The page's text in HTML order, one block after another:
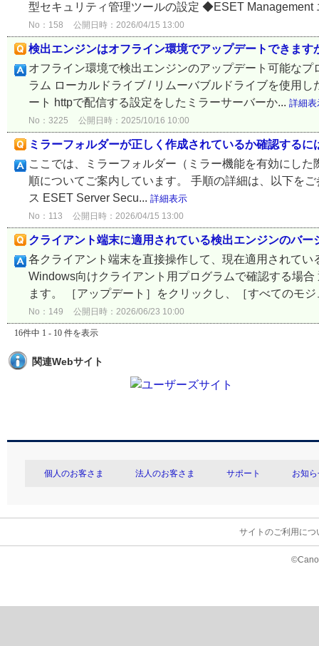
型セキュリティ管理ツールの設定 ◆ESET Management
No：158 公開日時：2026/04/15 13:00
検出エンジンはオフライン環境でアップデートできます
オフライン環境で検出エンジンのアップデート可能な
ラム ローカルドライブ / リムーバブルドライブを使用
ート httpで配信する設定をしたミラーサーバーか... 詳細表
No：3225 公開日時：2025/10/16 10:00
ミラーフォルダーが正しく作成されているか確認するに
ここでは、ミラーフォルダー（ミラー機能を有効にし
順についてご案内しています。 手順の詳細は、以下を
ス ESET Server Secu... 詳細表示
No：113 公開日時：2026/04/15 13:00
クライアント端末に適用されている検出エンジンのバ
各クライアント端末を直接操作して、現在適用されて
Windows向けクライアント用プログラムで確認する場
ます。 ［アップデート］をクリックし、［すべてのモ
No：149 公開日時：2026/06/23 10:00
16件中 1 - 10 件を表示
関連Webサイト
個人のお客さま 法人のお客さま サポート お知
サイトのご利用につ